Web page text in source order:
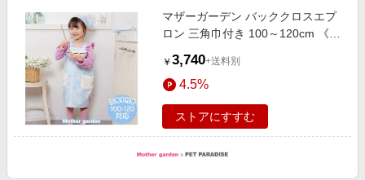
マザーガーデン バッククロスエプ
ロン 三角巾付き 100～120cm 《ふ
￥ 3,740+送料別
4.5%
ストアにすすむ